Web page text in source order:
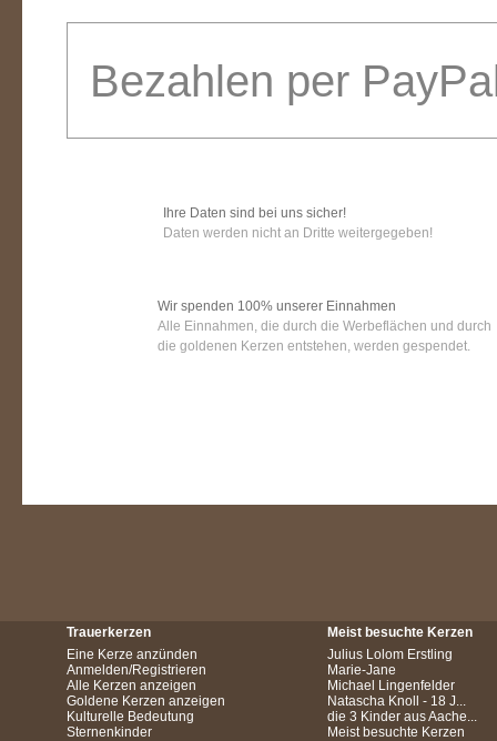
Bezahlen per
Ihre Daten sind bei uns sicher!
Daten werden nicht an Dritte weitergegeben!
Wir spenden 100% unserer Einnahmen
Alle Einnahmen, die durch die Werbeflächen und durch
die goldenen Kerzen entstehen, werden gespendet.
Trauerkerzen
Eine Kerze anzünden
Anmelden/Registrieren
Alle Kerzen anzeigen
Goldene Kerzen anzeigen
Kulturelle Bedeutung
Sternenkinder
Meist besuchte Kerzen
Julius Lolom Erstling
Marie-Jane
Michael Lingenfelder
Natascha Knoll - 18 J...
die 3 Kinder aus Aache...
Meist besuchte Kerzen